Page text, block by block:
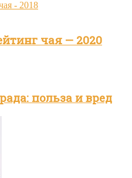
чая — 2020
польза и вред